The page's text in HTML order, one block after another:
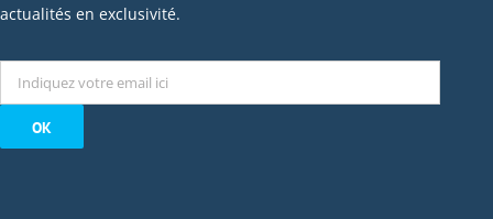
décembre 2022
octobre 2022
septembre 2022
août 2022
actualités en exclusivité.